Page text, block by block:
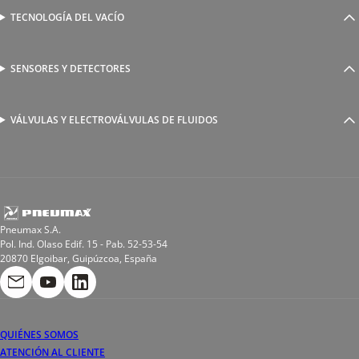
Válvulas complementarias
Racores rápidos
Reguladores de caudal
Racores para soldadura
TECNOLOGÍA DEL VACÍO
Ventosas
Válvulas y electroválvulas
SENSORES Y DETECTORES
Detectores magnéticos
VÁLVULAS Y ELECTROVÁLVULAS DE FLUIDOS
Electroválvulas de acción directa
Bobinas
Pneumax S.A.
Pol. Ind. Olaso Edif. 15 - Pab. 52-53-54
20870 Elgoibar, Guipúzcoa, España
QUIÉNES SOMOS
ATENCIÓN AL CLIENTE